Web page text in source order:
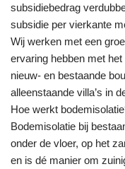
subsidiebedrag
subsidie per vierkante
Wij werken met een
ervaring hebben met
nieuw- en bestaande
alleenstaande villa’s in
Hoe werkt
Bodemisolatie bij
onder de vloer, op het
en is dé manier om